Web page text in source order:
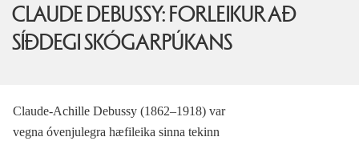
CLAUDE DEBUSSY: FORLEIKUR AÐ
SÍÐDEGI SKÓGARPÚKANS
Claude-Achille Debussy (1862–1918) var
vegna óvenjulegra hæfileika sinna tekinn